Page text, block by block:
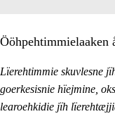
Ööhpehtimmielaaken
Lïerehtimmie skuvlesne
goerkesisnie hïejmine,
learoehkidie jïh